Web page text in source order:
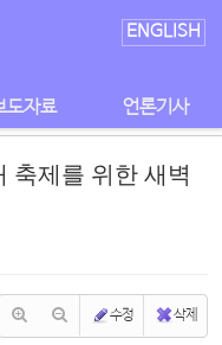
ENGLISH
도자료 언론기사
축제를 위한 새벽
수정 삭제